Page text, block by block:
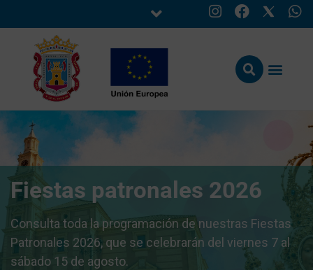
Fiestas patronales 2026
Consulta toda la programación de nuestras Fiestas
Patronales 2026, que se celebrarán del viernes 7 al
sábado 15 de agosto.